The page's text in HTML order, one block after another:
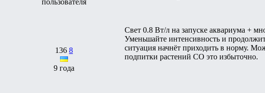
136 8
9 года
Свет 0.8 Вт/л на запуске аквариума +
Уменьшайте интенсивность и
ситуация начнёт приходить в норму.
подпитки растений СО это избыточно.